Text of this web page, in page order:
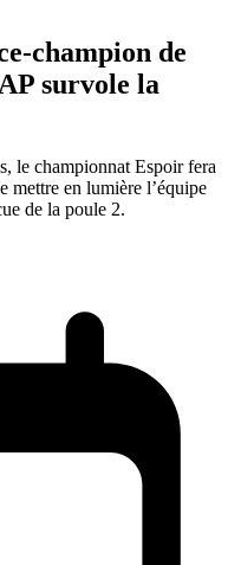
champion de
survole la
le championnat Espoir fera
mettre en lumière l’équipe
de la poule 2.